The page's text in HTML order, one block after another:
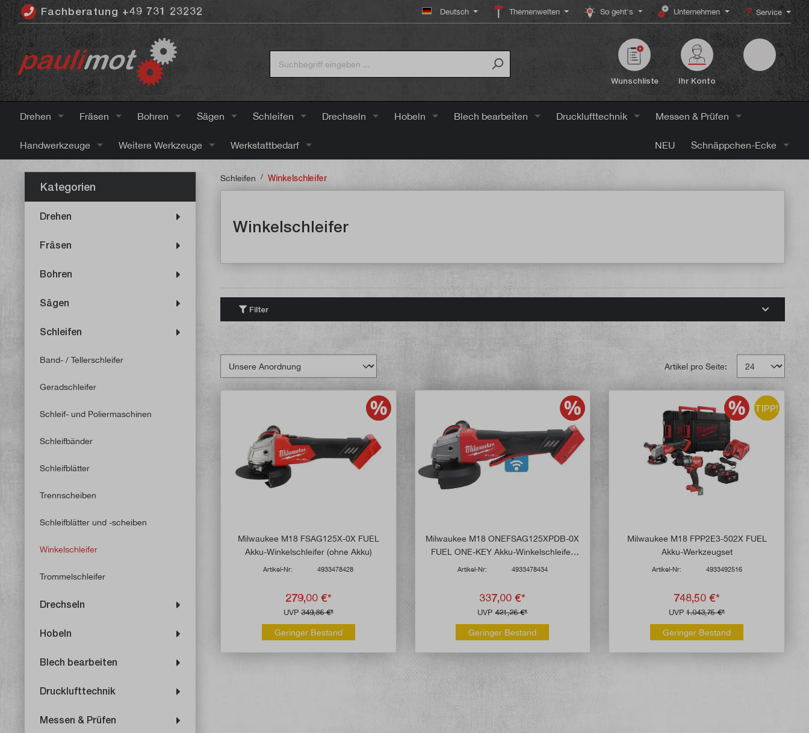
springen
Fachberatung +49 731 23232 Deutsch Themenwelten So geht's Unternehmen Service
Wunschliste Ihr Konto
Drehen Fräsen Bohren Sägen Schleifen Drechseln Hobeln Blech bearbeiten Drucklufttechnik Messen & Prüfen
Handwerkzeuge Weitere Werkzeuge Werkstattbedarf NEU Schnäppchen-Ecke
Kategorien
Drehen
Fräsen
Bohren
Sägen
Schleifen
Band- / Tellerschleifer
Geradschleifer
Schleif- und Poliermaschinen
Schleifbänder
Schleifblätter
Trennscheiben
Schleifblätter und -scheiben
Winkelschleifer
Trommelschleifer
Drechseln
Hobeln
Blech bearbeiten
Drucklufttechnik
Messen & Prüfen
Schleifen / Winkelschleifer
Winkelschleifer
Filter
Artikel pro Seite:
Milwaukee M18 FSAG125X-0X FUEL
Akku-Winkelschleifer (ohne Akku)
Artikel-Nr: 4933478428
279,00 €*
UVP349,86 €*
Geringer Bestand
Milwaukee M18 ONEFSAG125XPDB-0X
FUEL ONE-KEY Akku-Winkelschleifer
(ohne Akku)
Artikel-Nr: 4933478434
337,00 €*
UVP421,26 €*
Geringer Bestand
TIPP!
Milwaukee M18 FPP2E3-502X FUEL
Akku-Werkzeugset
Artikel-Nr: 4933492516
748,50 €*
UVP1.043,75 €*
Geringer Bestand